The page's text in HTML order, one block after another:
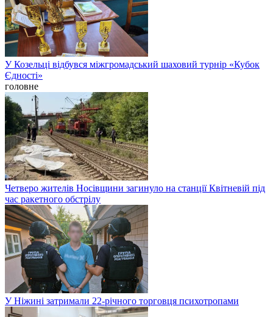
У Козельці відбувся міжгромадський шаховий турнір «Кубок
Єдності»
головне
Четверо жителів Носівщини загинуло на станції Квітневій під
час ракетного обстрілу
У Ніжині затримали 22-річного торговця психотропами